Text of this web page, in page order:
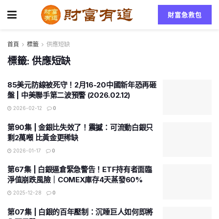
財富急救包
首頁 標籤 供應短缺
標籤:供應短缺
85美元防線被死守！2月16-20中國新年恐再砸
盤 | 中美聯手第二波預警 (2026.02.12)
2026-02-12 0
第90集 | 金銀比失效了！震撼：可流動白銀只
剩2萬噸 比黃金更稀缺
2026-01-17 0
第67集 | 白銀逼倉緊急警告！ETF持有者面臨
淨值崩跌風險｜COMEX庫存4天蒸發60%
2025-12-28 0
第07集 | 白銀的百年壓制：沉睡巨人如何即將